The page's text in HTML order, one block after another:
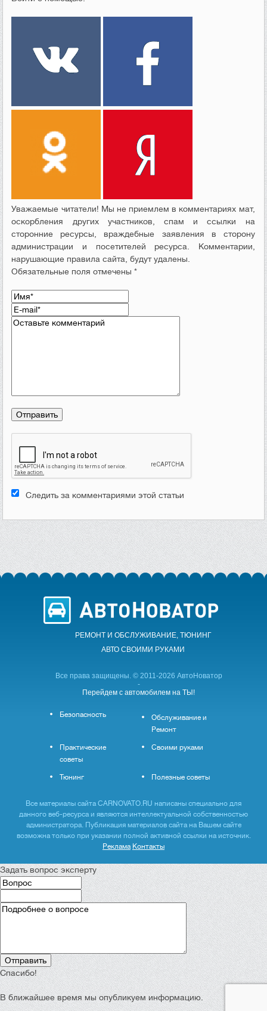
Уважаемые читатели! Мы не приемлем в комментариях мат,
оскорбления других участников, спам и ссылки на
сторонние ресурсы, враждебные заявления в сторону
администрации и посетителей ресурса. Комментарии,
нарушающие правила сайта, будут удалены.
Обязательные поля отмечены *
Следить за комментариями этой статьи
РЕМОНТ И ОБСЛУЖИВАНИЕ, ТЮНИНГ
АВТО CВОИМИ РУКАМИ
Все права защищены. © 2011-2026 АвтоНоватор
-
Перейдем с автомобилем на ТЫ!
Безопасность
Обслуживание и
Ремонт
Практические
советы
Своими руками
Тюнинг Полезные советы
Все материалы сайта CARNOVATO.RU написаны специально для
данного веб-ресурса и являются интеллектуальной собственностью
администратора. Публикация материалов сайта на Вашем сайте
возможна только при указании полной активной ссылки на источник.
Реклама Контакты
Задать вопрос эксперту
Спасибо!
В ближайшее время мы опубликуем информацию.